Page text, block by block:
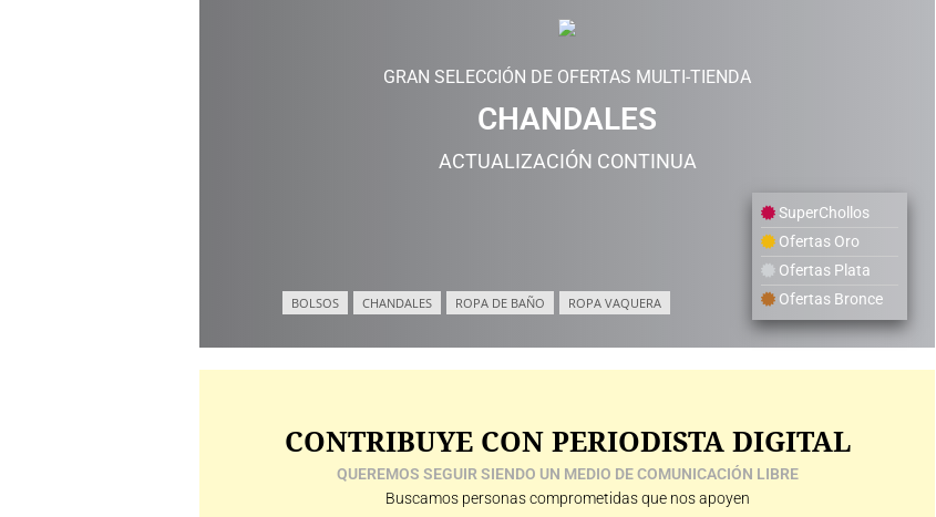
GRAN SELECCIÓN DE OFERTAS MULTI-TIENDA
CHANDALES
ACTUALIZACIÓN CONTINUA
BOLSOS CHANDALES ROPA DE BAÑO ROPA VAQUERA
SuperChollos
Ofertas Oro
Ofertas Plata
Ofertas Bronce
CONTRIBUYE CON PERIODISTA DIGITAL
QUEREMOS SEGUIR SIENDO UN MEDIO DE COMUNICACIÓN LIBRE
Buscamos personas comprometidas que nos apoyen